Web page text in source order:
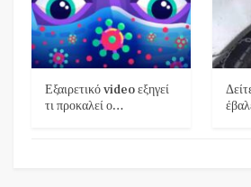
Εξαιρετικό video εξηγεί
τι προκαλεί ο…